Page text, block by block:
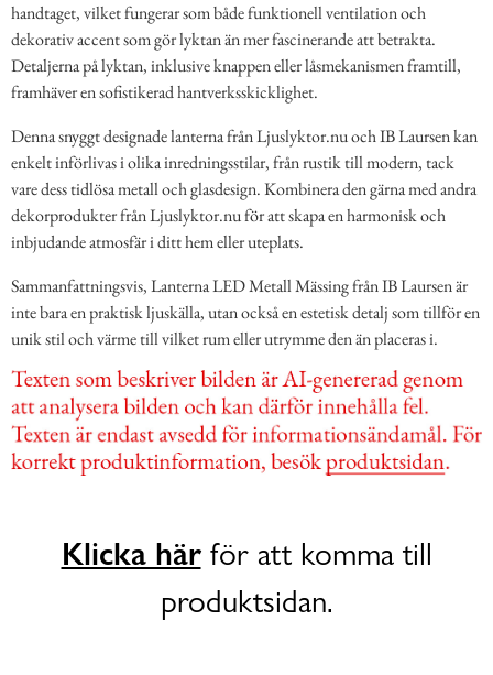
handtaget, vilket fungerar som både funktionell ventilation och
dekorativ accent som gör lyktan än mer fascinerande att betrakta.
Detaljerna på lyktan, inklusive knappen eller låsmekanismen framtill,
framhäver en sofistikerad hantverksskicklighet.
Denna snyggt designade lanterna från Ljuslyktor.nu och IB Laursen kan
enkelt införlivas i olika inredningsstilar, från rustik till modern, tack
vare dess tidlösa metall och glasdesign. Kombinera den gärna med andra
dekorprodukter från Ljuslyktor.nu för att skapa en harmonisk och
inbjudande atmosfär i ditt hem eller uteplats.
Sammanfattningsvis, Lanterna LED Metall Mässing från IB Laursen är
inte bara en praktisk ljuskälla, utan också en estetisk detalj som tillför en
unik stil och värme till vilket rum eller utrymme den än placeras i.
Klicka härför att komma till
produktsidan.